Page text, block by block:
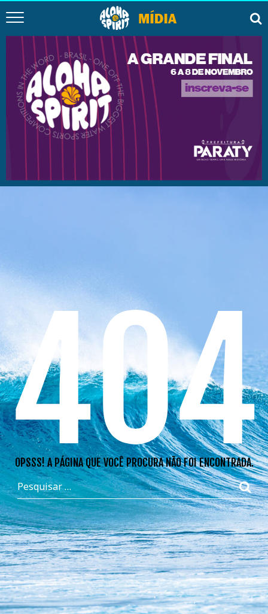
404
OPSSS! A PÁGINA QUE VOCÊ PROCURA NÃO FOI ENCONTRADA.